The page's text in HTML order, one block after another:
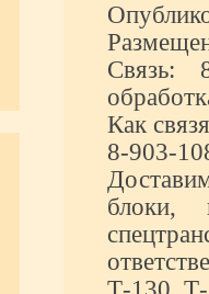
Связь:
Как
8-903-
блоки,